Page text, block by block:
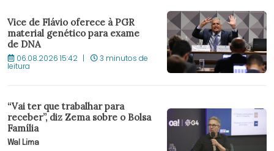
Vice de Flávio oferece à PGR
material genético para exame
de DNA
06.08.2026 15:42 3 minutos de
leitura
“Vai ter que trabalhar para
receber”, diz Zema sobre o Bolsa
Família
Wal Lima